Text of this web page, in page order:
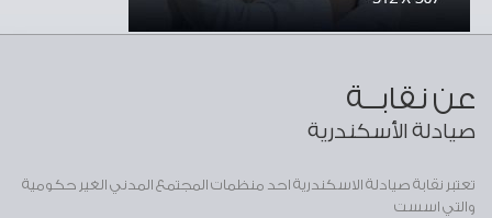
عن نقابــة
صيادلة الأسكندرية
تعتبر نقابة صيادلة الاسكندرية احد منظمات المجتمع المدني الغير حكومية
والتي اسست